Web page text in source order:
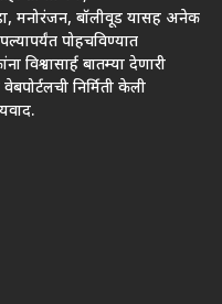
मनोरंजन, बॉलीवूड यासह अनेक
पोहचविण्यात
बातम्या देणारी
निर्मिती केली